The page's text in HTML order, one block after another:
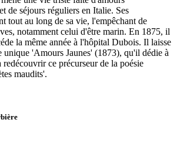
de séjours réguliers en Italie. Ses
tout au long de sa vie, l'empêchant de
notamment celui d'être marin. En 1875, il
la même année à l'hôpital Dubois. Il laisse
unique 'Amours Jaunes' (1873), qu'il dédie à
ce précurseur de la poésie
maudits'.